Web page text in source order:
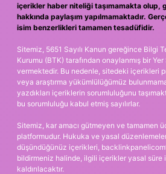
içerikler haber niteliği taşımamakta olup,
hakkında paylaşım yapılmamaktadır.
isim benzerlikleri tamamen tesadüfidir.
Sitemiz, 5651 Sayılı Kanun gereğince Bilgi
Kurumu (BTK) tarafından onaylanmış bir
vermektedir. Bu nedenle, sitedeki içerikleri
veya araştırma yükümlülüğümüz
yazdıkları içeriklerin sorumluluğunu
bu sorumluluğu kabul etmiş sayılırlar.
Sitemiz, kar amacı gütmeyen ve tamamen
platformudur. Hukuka ve yasal
düşündüğünüz içerikleri,
bildirmeniz halinde, ilgili içerikler yasal süre
kaldırılacaktır.